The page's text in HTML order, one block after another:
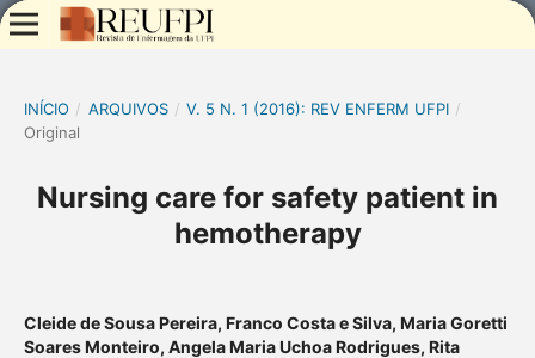
INÍCIO / ARQUIVOS / V. 5 N. 1 (2016): REV ENFERM UFPI /
Original
Nursing care for safety patient in
hemotherapy
Cleide de Sousa Pereira, Franco Costa e Silva, Maria Goretti
Soares Monteiro, Angela Maria Uchoa Rodrigues, Rita